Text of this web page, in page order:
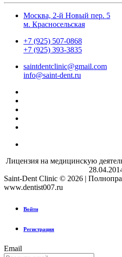
Москва, 2-й Новый пер. 5
м. Красносельская
+7 (925) 507-0868
+7 (925) 393-3835
saintdentclinic@gmail.com
info@saint-dent.ru
Лицензия на медицинскую
Saint-Dent Clinic © 2026 |
www.dentist007.ru
Войти
Регистрация
Email